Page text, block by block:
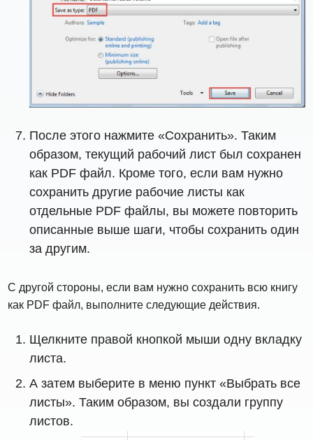
После этого нажмите «Сохранить». Таким
образом, текущий рабочий лист был сохранен
как PDF файл. Кроме того, если вам нужно
сохранить другие рабочие листы как
отдельные PDF файлы, вы можете повторить
описанные выше шаги, чтобы сохранить один
за другим.
С другой стороны, если вам нужно сохранить всю книгу
как PDF файл, выполните следующие действия.
Щелкните правой кнопкой мыши одну вкладку
листа.
А затем выберите в меню пункт «Выбрать все
листы». Таким образом, вы создали группу
листов.